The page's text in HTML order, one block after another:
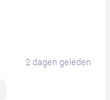
2 dagen geleden